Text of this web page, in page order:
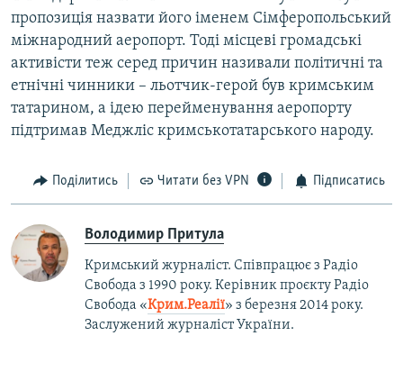
пропозиція назвати його іменем Сімферопольський
міжнародний аеропорт. Тоді місцеві громадські
активісти теж серед причин називали політичні та
етнічні чинники – льотчик-герой був кримським
татарином, а ідею перейменування аеропорту
підтримав Меджліс кримськотатарського народу.
Поділитись Читати без VPN Підписатись
Володимир Притула
Кримський журналіст. Співпрацює з Радіо
Свобода з 1990 року. Керівник проєкту Радіо
Свобода «Крим.Реалії» з березня 2014 року.
Заслужений журналіст України.